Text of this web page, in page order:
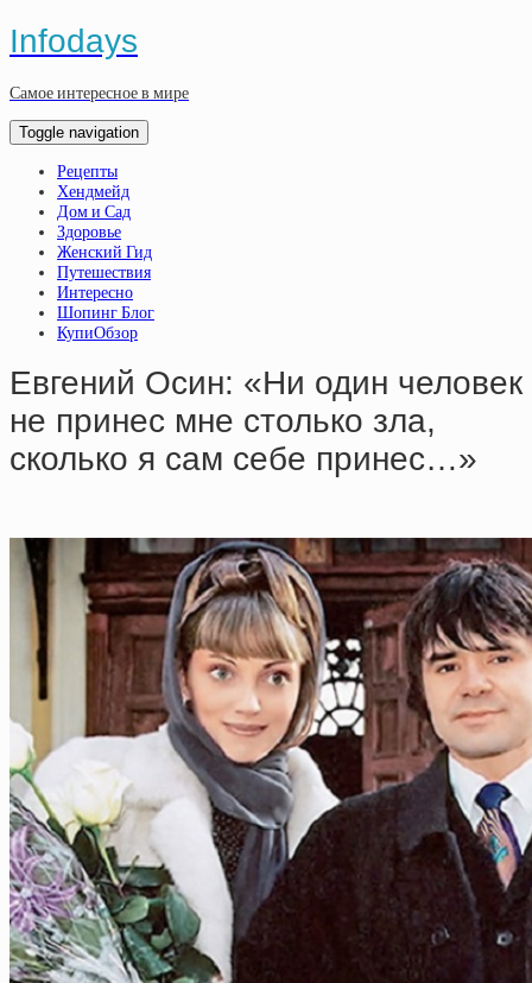
Infodays
Самое интересное в мире
Toggle navigation
Рецепты
Хендмейд
Дом и Сад
Здоровье
Женский Гид
Путешествия
Интересно
Шопинг Блог
КупиОбзор
Евгений Осин: «Ни один человек
не принес мне столько зла,
сколько я сам себе принес…»